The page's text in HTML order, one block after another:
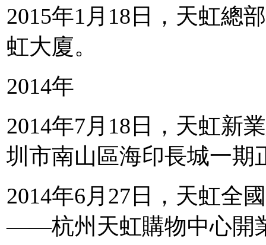
2015年1月18日，天虹總
虹大廈。
2014年
2014年7月18日，天虹
圳市南山區海印長城一期
2014年6月27日，天虹全
——杭州天虹購物中心開